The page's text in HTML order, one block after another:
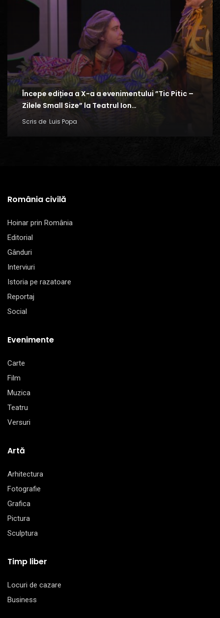
Începe edițiea a X-a a evenimentului ”Tic Pitic –
Zilele Small Size” la Teatrul Ion…
Scris de Luis Popa
România civilă
Hoinar prin România
Editorial
Gânduri
Interviuri
Istoria pe razatoare
Reportaj
Social
Evenimente
Carte
Film
Muzica
Teatru
Versuri
Artă
Arhitectura
Fotografie
Grafica
Pictura
Sculptura
Timp liber
Locuri de cazare
Business